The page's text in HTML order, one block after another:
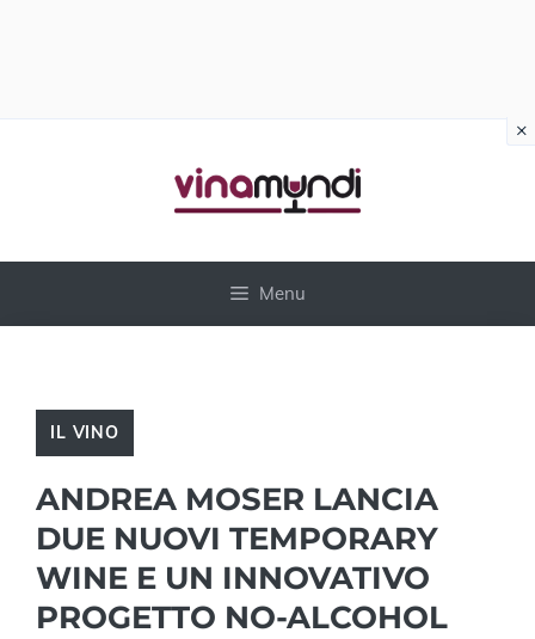
Menu
IL VINO
ANDREA MOSER LANCIA
DUE NUOVI TEMPORARY
WINE E UN INNOVATIVO
PROGETTO NO-ALCOHOL
×